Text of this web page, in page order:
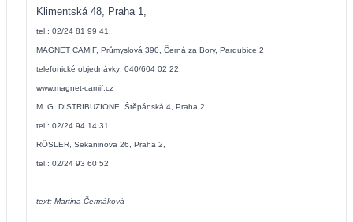
Klimentská 48, Praha 1,
tel.: 02/24 81 99 41;
MAGNET CAMIF, Průmyslová 390, Černá za Bory, Pardubice 2
telefonické objednávky: 040/604 02 22,
www.magnet-camif.cz ;
M. G. DISTRIBUZIONE, Štěpánská 4, Praha 2,
tel.: 02/24 94 14 31;
RÖSLER, Sekaninova 26, Praha 2,
tel.: 02/24 93 60 52
text: Martina Čermáková